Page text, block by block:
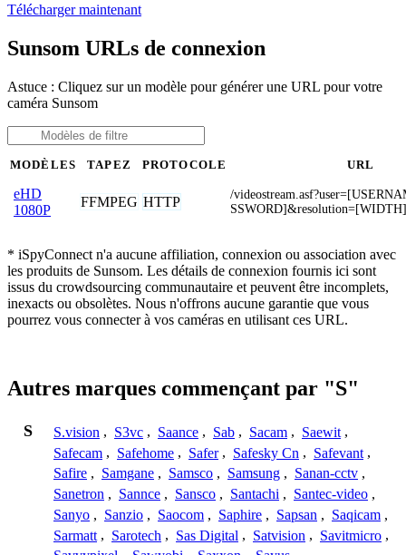
Télécharger maintenant
Sunsom URLs de connexion
Astuce : Cliquez sur un modèle pour générer une URL pour votre
caméra Sunsom
MODÈLES TAPEZ PROTOCOLE URL
eHD
1080P
FFMPEG HTTP
/
* iSpyConnect n'a aucune affiliation, connexion ou association avec
les produits de Sunsom. Les détails de connexion fournis ici sont
issus du crowdsourcing communautaire et peuvent être incomplets,
inexacts ou obsolètes. Nous n'offrons aucune garantie que vous
pourrez vous connecter à vos caméras en utilisant ces URL.
Autres marques commençant par "S"
S S.vision , S3vc , Saance , Sab , Sacam , Saewit ,
Safecam , Safehome , Safer , Safesky Cn , Safevant ,
Safire , Samgane , Samsco , Samsung , Sanan-cctv ,
Sanetron , Sannce , Sansco , Santachi , Santec-video ,
Sanyo , Sanzio , Saocom , Saphire , Sapsan , Saqicam ,
Sarmatt , Sarotech , Sas Digital , Satvision , Savitmicro ,